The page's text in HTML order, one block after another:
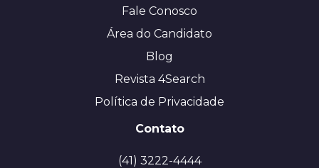
Fale Conosco
Área do Candidato
Blog
Revista 4Search
Política de Privacidade
Contato
(41) 3222-4444